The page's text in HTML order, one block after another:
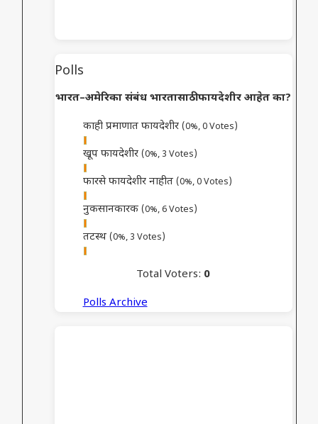
Polls
भारत–अमेरिका संबंध भारतासाठी फायदेशीर आहेत का?
काही प्रमाणात फायदेशीर (0%, 0 Votes)
खूप फायदेशीर (0%, 3 Votes)
फारसे फायदेशीर नाहीत (0%, 0 Votes)
नुकसानकारक (0%, 6 Votes)
तटस्थ (0%, 3 Votes)
Total Voters: 0
Polls Archive